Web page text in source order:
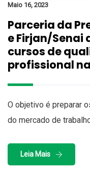
Maio 16, 2023
Parceria da
e Firjan/Senai
cursos de
profissional
O objetivo é preparar
do mercado de
Leia Mais